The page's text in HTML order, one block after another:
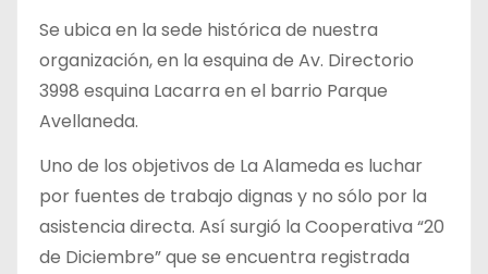
Se ubica en la sede histórica de nuestra
organización, en la esquina de Av. Directorio
3998 esquina Lacarra en el barrio Parque
Avellaneda.
Uno de los objetivos de La Alameda es luchar
por fuentes de trabajo dignas y no sólo por la
asistencia directa. Así surgió la Cooperativa “20
de Diciembre” que se encuentra registrada